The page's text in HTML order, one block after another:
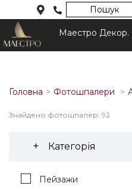
Пошук
Маестро
Головна Фотошпалери
Знайдено фотошпалер: 92
Категорія
Пейзажи